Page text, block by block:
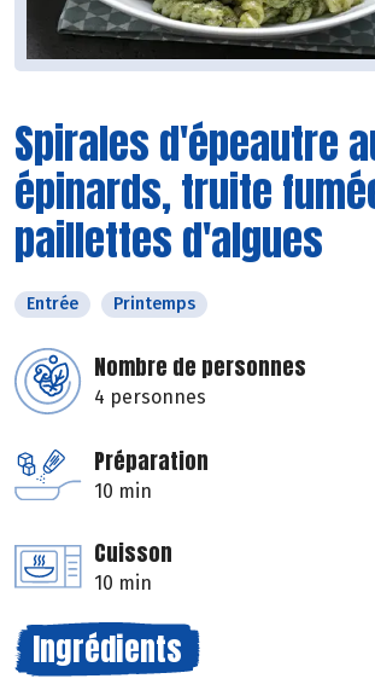
Spirales d'épeautre
épinards, truite
paillettes d'algues
Entrée Printemps
Nombre de personnes
4 personnes
Préparation
10 min
Cuisson
10 min
Ingrédients